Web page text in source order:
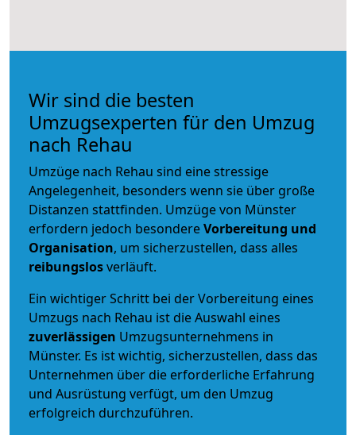
Wir sind die besten
Umzugsexperten für den Umzug
nach Rehau
Umzüge nach Rehau sind eine stressige
Angelegenheit, besonders wenn sie über große
Distanzen stattfinden. Umzüge von Münster
erfordern jedoch besondereVorbereitung und
Organisation, um sicherzustellen, dass alles
reibungslosverläuft.
Ein wichtiger Schritt bei der Vorbereitung eines
Umzugs nach Rehau ist die Auswahl eines
zuverlässigen Umzugsunternehmens in
Münster. Es ist wichtig, sicherzustellen, dass das
Unternehmen über die erforderliche Erfahrung
und Ausrüstung verfügt, um den Umzug
erfolgreich durchzuführen.